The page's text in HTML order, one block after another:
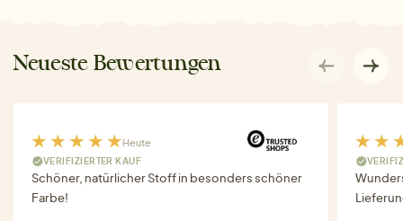
Neueste Bewertungen
Heute
VERIFIZIERTER KAUF
Schöner, natürlicher Stoff in besonders schöner
Farbe!